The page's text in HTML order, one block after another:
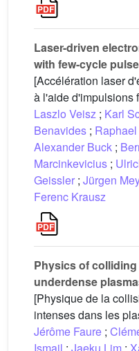
Laser-driven
with few-cycle
[Accélération laser
à l'aide d'impulsions
Laszlo Veisz ; Karl
Benavides ; Raphael
Alexander Buck ;
Marcinkevicius ;
Geissler ; Jürgen
Ferenc Krausz
Physics of
underdense
[Physique de la
intenses dans les
Jérôme Faure ;
Ismail ; Jaeku Lim ;